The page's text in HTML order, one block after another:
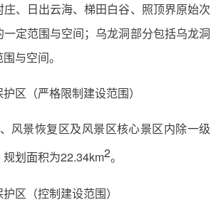
、日出云海、梯田白谷、照顶界原始次
定范围与空间；乌龙洞部分包括乌龙洞
与空间。
护区（严格限制建设范围）
风景恢复区及风景区核心景区内除一级
划面积为22.34km2。
护区（控制建设范围）